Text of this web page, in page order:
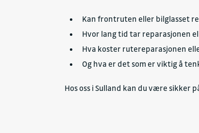
Kan frontruten eller bilglasset
Hvor lang tid tar reparasjonen
Hva koster rutereparasjonen
Og hva er det som er viktig å
Hos oss i Sulland kan du være sikker